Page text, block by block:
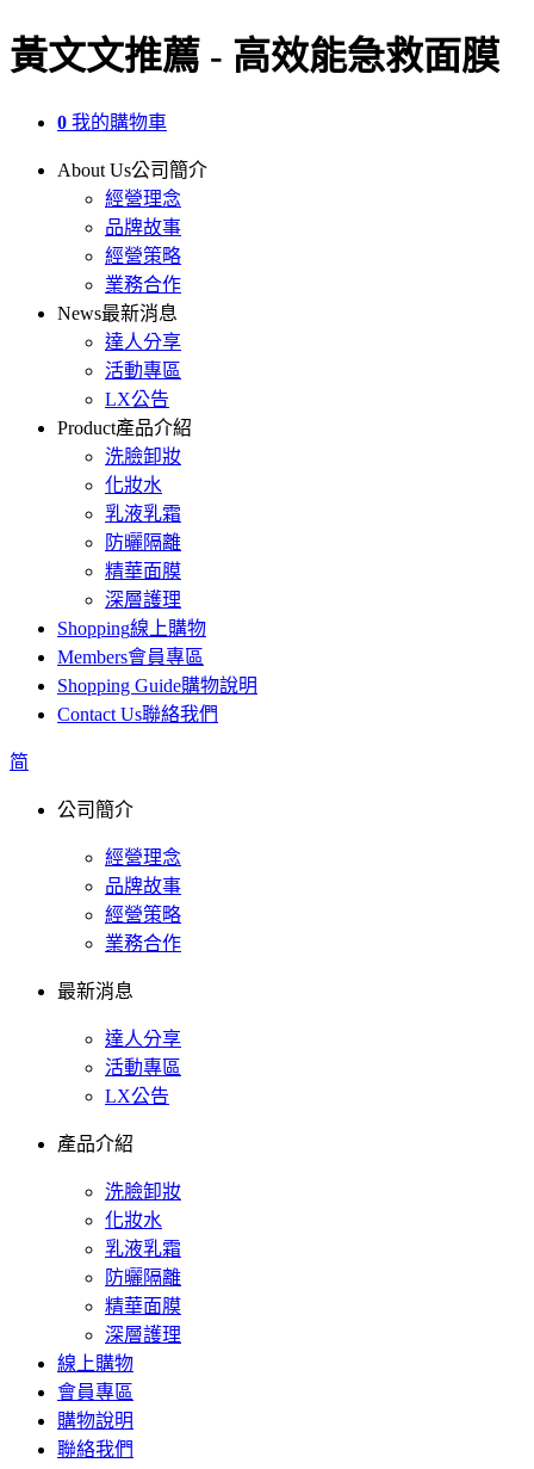
黃文文推薦 - 高效能急救面膜
0 我的購物車
About Us公司簡介
經營理念
品牌故事
經營策略
業務合作
News最新消息
達人分享
活動專區
LX公告
Product產品介紹
洗臉卸妝
化妝水
乳液乳霜
防曬隔離
精華面膜
深層護理
Shopping線上購物
Members會員專區
Shopping Guide購物說明
Contact Us聯絡我們
简
公司簡介
經營理念
品牌故事
經營策略
業務合作
最新消息
達人分享
活動專區
LX公告
產品介紹
洗臉卸妝
化妝水
乳液乳霜
防曬隔離
精華面膜
深層護理
線上購物
會員專區
購物說明
聯絡我們